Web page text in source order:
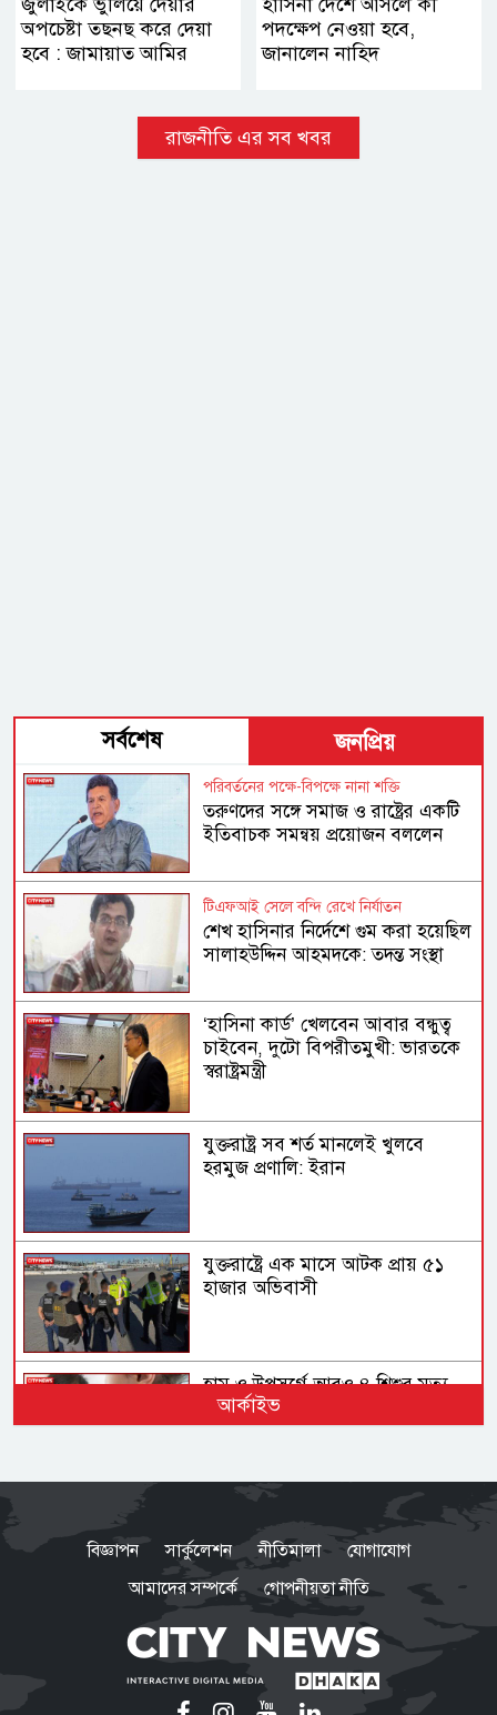
অপচেষ্টা তছনছ করে দেয়া
হবে : জামায়াত আমির
পদক্ষেপ নেওয়া হবে,
জানালেন নাহিদ
রাজনীতি এর সব খবর
সর্বশেষ জনপ্রিয়
পরিবর্তনের পক্ষে-বিপক্ষে নানা শক্তি
তরুণদের সঙ্গে সমাজ ও রাষ্ট্রের একটি
ইতিবাচক সমন্বয় প্রয়োজন বললেন
টিএফআই সেলে বন্দি রেখে নির্যাতন
শেখ হাসিনার নির্দেশে গুম করা হয়েছিল
সালাহউদ্দিন আহমদকে: তদন্ত সংস্থা
‘হাসিনা কার্ড’ খেলবেন আবার বন্ধুত্ব
চাইবেন, দুটো বিপরীতমুখী: ভারতকে
স্বরাষ্ট্রমন্ত্রী
যুক্তরাষ্ট্র সব শর্ত মানলেই খুলবে
হরমুজ প্রণালি: ইরান
যুক্তরাষ্ট্রে এক মাসে আটক প্রায় ৫১
হাজার অভিবাসী
হাম ও উপসর্গে আরও ৪ শিশুর মৃত্যু
মস্কোতে
গণঅভ্যুত্থান কোনো আকস্মিক ঘটনা
নয়, ১৭ বছরের আন্দোলনের ফসল:
স্বরাষ্ট্রমন্ত্রী
আর্কাইভ
বিজ্ঞাপন সার্কুলেশন নীতিমালা
যোগাযোগ
আমাদের সম্পর্কে
গোপনীয়তা নীতি